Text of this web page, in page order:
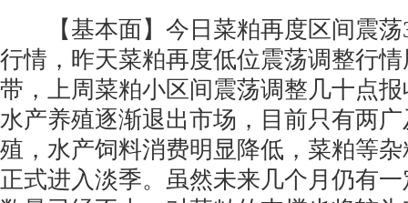
【基本面】今日菜粕再度区间震荡
行情，昨天菜粕再度低位震荡调整行情
带，上周菜粕小区间震荡调整几十点
水产养殖逐渐退出市场，目前只有两
殖，水产饲料消费明显降低，菜粕等
正式进入淡季。虽然未来几个月仍有